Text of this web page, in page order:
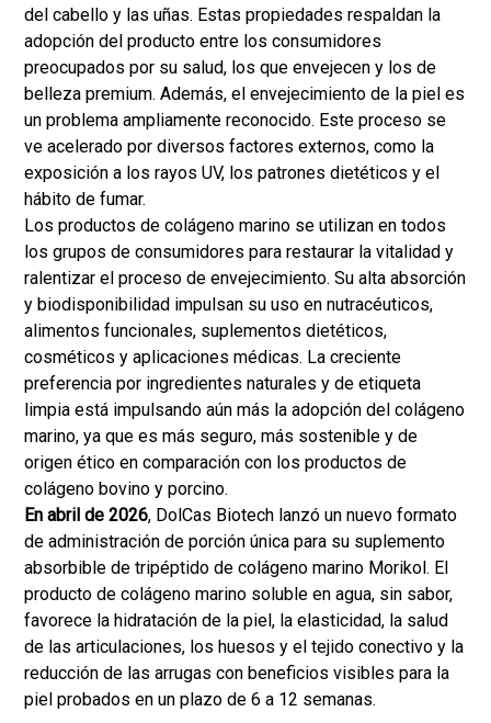
del cabello y las uñas. Estas propiedades respaldan la
adopción del producto entre los consumidores
preocupados por su salud, los que envejecen y los de
belleza premium. Además, el envejecimiento de la piel es
un problema ampliamente reconocido. Este proceso se
ve acelerado por diversos factores externos, como la
exposición a los rayos UV, los patrones dietéticos y el
hábito de fumar.
Los productos de colágeno marino se utilizan en todos
los grupos de consumidores para restaurar la vitalidad y
ralentizar el proceso de envejecimiento. Su alta absorción
y biodisponibilidad impulsan su uso en nutracéuticos,
alimentos funcionales, suplementos dietéticos,
cosméticos y aplicaciones médicas. La creciente
preferencia por ingredientes naturales y de etiqueta
limpia está impulsando aún más la adopción del colágeno
marino, ya que es más seguro, más sostenible y de
origen ético en comparación con los productos de
colágeno bovino y porcino.
En abril de 2026, DolCas Biotech lanzó un nuevo formato
de administración de porción única para su suplemento
absorbible de tripéptido de colágeno marino Morikol. El
producto de colágeno marino soluble en agua, sin sabor,
favorece la hidratación de la piel, la elasticidad, la salud
de las articulaciones, los huesos y el tejido conectivo y la
reducción de las arrugas con beneficios visibles para la
piel probados en un plazo de 6 a 12 semanas.